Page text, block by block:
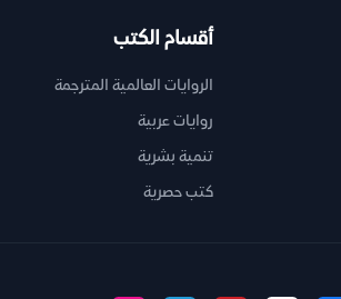
أقسام الكتب
الروايات العالمية المترجمة
روايات عربية
تنمية بشرية
كتب حصرية